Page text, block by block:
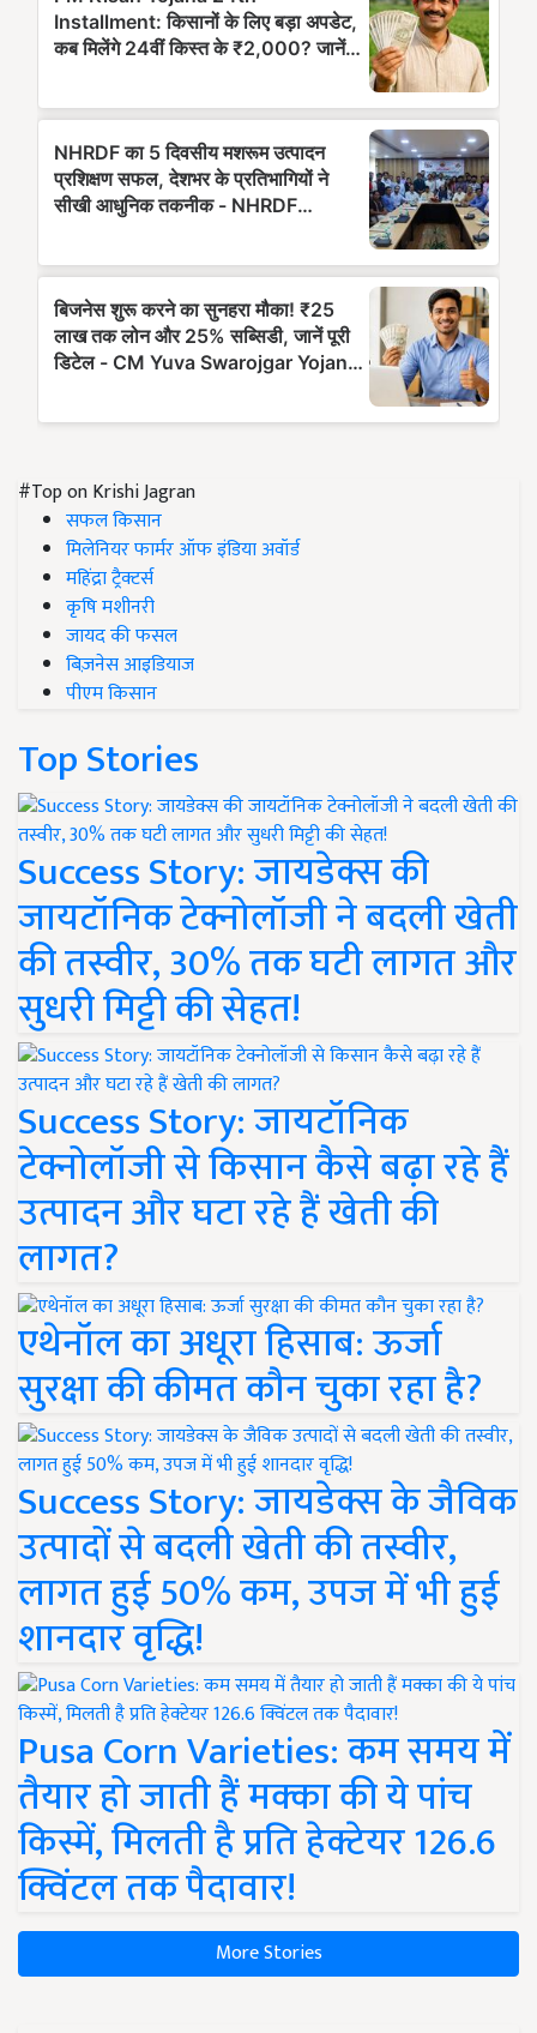
#Top on Krishi Jagran
सफल किसान
मिलेनियर फार्मर ऑफ इंडिया अवॉर्ड
महिंद्रा ट्रैक्टर्स
कृषि मशीनरी
जायद की फसल
बिज़नेस आइडियाज
पीएम किसान
Top Stories
Success Story: जायडेक्स की
जायटॉनिक टेक्नोलॉजी ने बदली खेती
की तस्वीर, 30% तक घटी लागत और
सुधरी मिट्टी की सेहत!
Success Story: जायटॉनिक
टेक्नोलॉजी से किसान कैसे बढ़ा रहे हैं
उत्पादन और घटा रहे हैं खेती की
लागत?
एथेनॉल का अधूरा हिसाब: ऊर्जा
सुरक्षा की कीमत कौन चुका रहा है?
Success Story: जायडेक्स के जैविक
उत्पादों से बदली खेती की तस्वीर,
लागत हुई 50% कम, उपज में भी हुई
शानदार वृद्धि!
Pusa Corn Varieties: कम समय में
तैयार हो जाती हैं मक्का की ये पांच
किस्में, मिलती है प्रति हेक्टेयर 126.6
क्विंटल तक पैदावार!
More Stories